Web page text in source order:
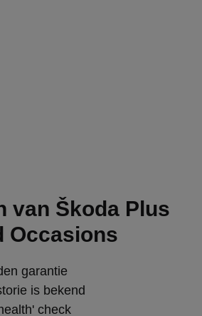
van Škoda Plus
Occasions
garantie
is bekend
check